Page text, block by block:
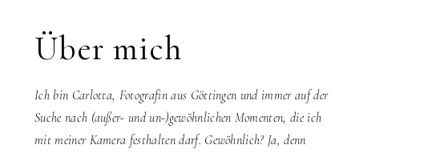
Über mich
Ich bin Carlotta, Fotografin aus Göttingen und immer auf der
Suche nach (außer- und un-)gewöhnlichen Momenten, die ich
mit meiner Kamera festhalten darf. Gewöhnlich? Ja, denn